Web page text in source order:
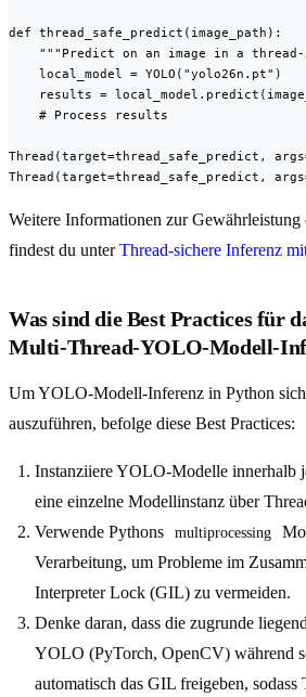
def thread_safe_predict(image_path):
"""Predict on an image in a
    local_model = YOLO("yolo26n.pt")
results =
    # Process results
Thread(target=thread_safe_predict,
Thread(target=thread_safe_predict,
Weitere Informationen zur Gewährleistung
findest du unterThread-sichere Inferenz
Was sind die Best Practices für
Multi-Thread-YOLO-Modell-
Um YOLO-Modell-Inferenz in Python
auszuführen, befolge diese Best Practices:
Instanziiere YOLO-Modelle innerhalb
eine einzelne Modellinstanz über
Verwende Pythons
multiprocessing
Verarbeitung, um Probleme im
Interpreter Lock (GIL) zu vermeiden.
Denke daran, dass die zugrunde
YOLO (PyTorch, OpenCV) während
automatisch das GIL freigeben, sodass